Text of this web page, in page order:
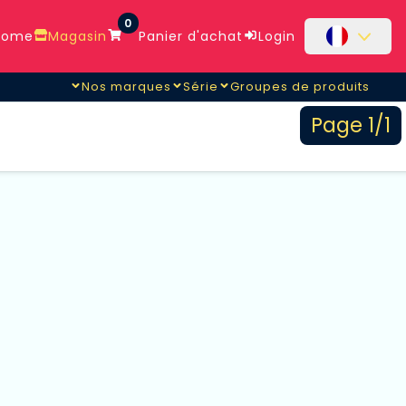
Magasin
0
Panier d'achat Login
Nos marques Série Groupes de produits
Page 1/1